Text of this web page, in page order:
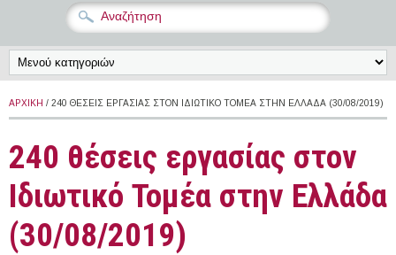
ΑΡΧΙΚΉ / 240 ΘΈΣΕΙΣ ΕΡΓΑΣΊΑΣ ΣΤΟΝ ΙΔΙΩΤΙΚΌ ΤΟΜΈΑ ΣΤΗΝ ΕΛΛΆΔΑ (30/08/2019)
240 θέσεις εργασίας στον
Ιδιωτικό Τομέα στην Ελλάδα
(30/08/2019)